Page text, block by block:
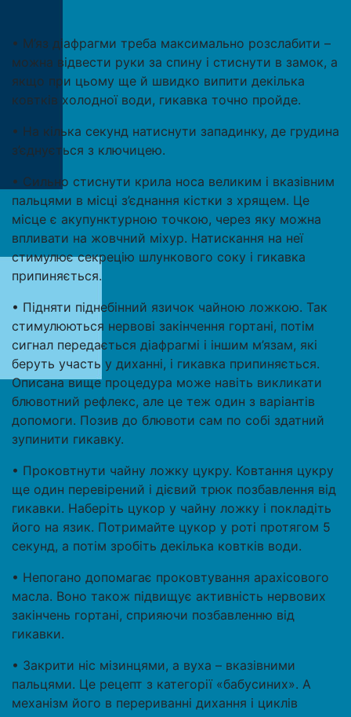
• М’яз діафрагми треба максимально розслабити –
можна відвести руки за спину і стиснути в замок, а
якщо при цьому ще й швидко випити декілька
ковтків холодної води, гикавка точно пройде.
• На кілька секунд натиснути западинку, де грудина
з’єднується з ключицею.
• Сильно стиснути крила носа великим і вказівним
пальцями в місці з’єднання кістки з хрящем. Це
місце є акупунктурною точкою, через яку можна
впливати на жовчний міхур. Натискання на неї
стимулює секрецію шлункового соку і гикавка
припиняється.
• Підняти піднебінний язичок чайною ложкою. Так
стимулюються нервові закінчення гортані, потім
сигнал передається діафрагмі і іншим м’язам, які
беруть участь у диханні, і гикавка припиняється.
Описана вище процедура може навіть викликати
блювотний рефлекс, але це теж один з варіантів
допомоги. Позив до блювоти сам по собі здатний
зупинити гикавку.
• Проковтнути чайну ложку цукру. Ковтання цукру
ще один перевірений і дієвий трюк позбавлення від
гикавки. Наберіть цукор у чайну ложку і покладіть
його на язик. Потримайте цукор у роті протягом 5
секунд, а потім зробіть декілька ковтків води.
• Непогано допомагає проковтування арахісового
масла. Воно також підвищує активність нервових
закінчень гортані, сприяючи позбавленню від
гикавки.
• Закрити ніс мізинцями, а вуха – вказівними
пальцями. Це рецепт з категорії «бабусиних». А
механізм його в перериванні дихання і циклів